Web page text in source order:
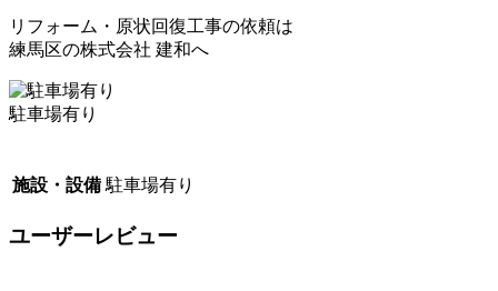
リフォーム・原状回復工事の依頼は
練馬区の株式会社 建和へ
駐車場有り
施設・設備 駐車場有り
ユーザーレビュー